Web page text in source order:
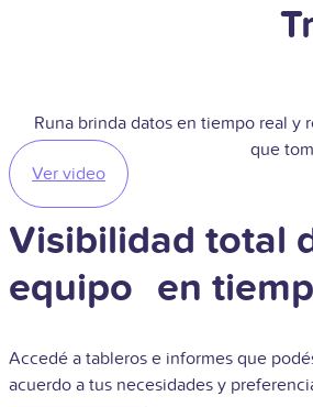
Runa brinda datos en tiempo real y
que
Ver video
Visibilidad total
equipo en
Accedé a tableros e informes que
acuerdo a tus necesidades y